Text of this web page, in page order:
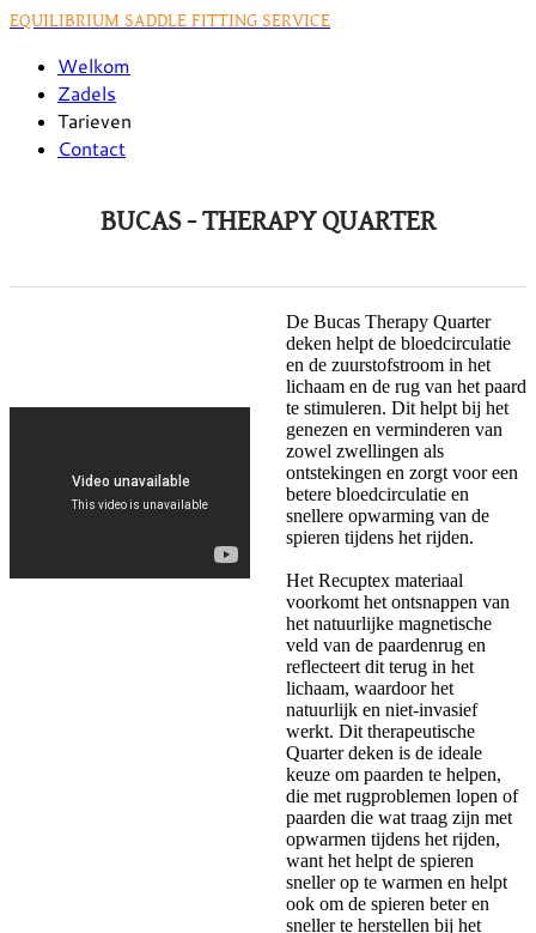
EQUILIBRIUM SADDLE FITTING SERVICE
Welkom
Zadels
Tarieven
Contact
BUCAS - THERAPY QUARTER
De Bucas Therapy Quarter
deken helpt de bloedcirculatie
en de zuurstofstroom in het
lichaam en de rug van het paard
te stimuleren. Dit helpt bij het
genezen en verminderen van
zowel zwellingen als
ontstekingen en zorgt voor een
betere bloedcirculatie en
snellere opwarming van de
spieren tijdens het rijden.
Het Recuptex materiaal
voorkomt het ontsnappen van
het natuurlijke magnetische
veld van de paardenrug en
reflecteert dit terug in het
lichaam, waardoor het
natuurlijk en niet-invasief
werkt. Dit therapeutische
Quarter deken is de ideale
keuze om paarden te helpen,
die met rugproblemen lopen of
paarden die wat traag zijn met
opwarmen tijdens het rijden,
want het helpt de spieren
sneller op te warmen en helpt
ook om de spieren beter en
sneller te herstellen bij het